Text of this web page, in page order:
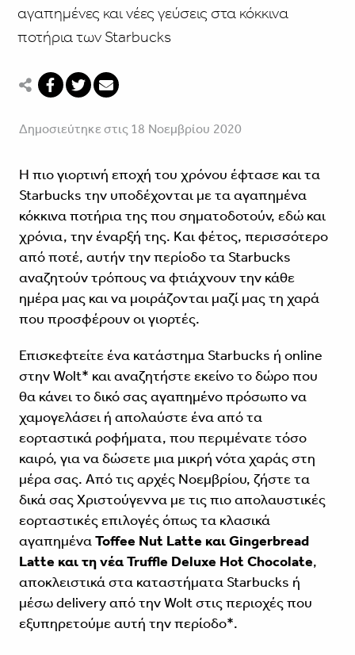
αγαπημένες και νέες γεύσεις στα κόκκινα
ποτήρια των Starbucks
Δημοσιεύτηκε στις 18 Νοεμβρίου 2020
Η πιο γιορτινή εποχή του χρόνου έφτασε και τα
Starbucks την υποδέχονται με τα αγαπημένα
κόκκινα ποτήρια της που σηματοδοτούν, εδώ και
χρόνια, την έναρξή της. Και φέτος, περισσότερο
από ποτέ, αυτήν την περίοδο τα Starbucks
αναζητούν τρόπους να φτιάχνουν την κάθε
ημέρα μας και να μοιράζονται μαζί μας τη χαρά
που προσφέρουν οι γιορτές.
Επισκεφτείτε ένα κατάστημα Starbucks ή online
στην Wolt* και αναζητήστε εκείνο το δώρο που
θα κάνει το δικό σας αγαπημένο πρόσωπο να
χαμογελάσει ή απολαύστε ένα από τα
εορταστικά ροφήματα, που περιμένατε τόσο
καιρό, για να δώσετε μια μικρή νότα χαράς στη
μέρα σας. Από τις αρχές Νοεμβρίου, ζήστε τα
δικά σας Χριστούγεννα με τις πιο απολαυστικές
εορταστικές επιλογές όπως τα κλασικά
αγαπημέναToffee Nut Latte και Gingerbread
Latte και τη νέα Truffle Deluxe Hot Chocolate,
αποκλειστικά στα καταστήματα Starbucks ή
μέσω delivery από την Wolt στις περιοχές που
εξυπηρετούμε αυτή την περίοδο*.